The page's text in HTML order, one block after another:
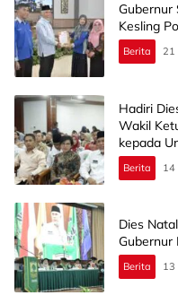
Gubernur
Kesling
Berita 21
Hadiri
Wakil
kepada
Berita 14
Dies
Gubernur
Berita 13